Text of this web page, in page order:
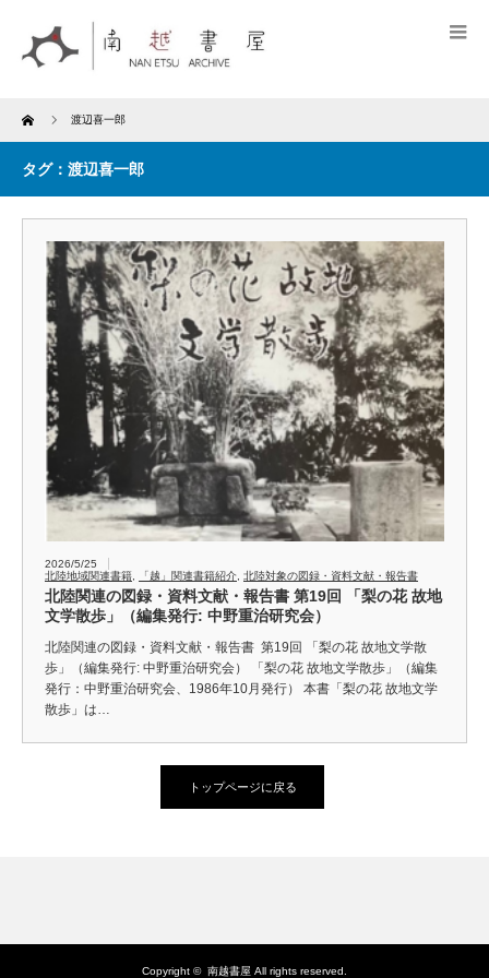
Home 渡辺喜一郎
タグ：渡辺喜一郎
2026/5/25
北陸地域関連書籍
「越」関連書籍紹介 北陸対象の図録・資料文献・報告書
北陸関連の図録・資料文献・報告書 第19回 「梨の花 故地
文学散歩」（編集発行: 中野重治研究会）
北陸関連の図録・資料文献・報告書 第19回 「梨の花 故地文学散
歩」（編集発行: 中野重治研究会） 「梨の花 故地文学散歩」（編集
発行：中野重治研究会、1986年10月発行） 本書「梨の花 故地文学
散歩」は…
トップページに戻る
Copyright © 南越書屋 All rights reserved.